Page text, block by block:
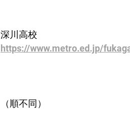
深川高校
https://www.metro.ed.jp/
（順不同）